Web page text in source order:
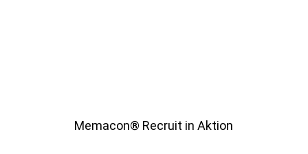
Memacon® Recruit in Aktion